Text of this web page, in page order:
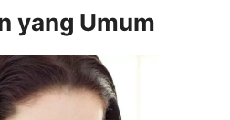
yang Umum